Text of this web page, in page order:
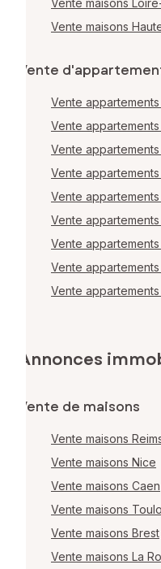
Vente maisons
Vente maisons
Vente
Vente
Vente
Vente
Vente
Vente
Vente
Vente
Vente
Vente
Annonces
Vente de maisons
Vente maisons
Vente maisons Nice
Vente maisons Caen
Vente maisons
Vente maisons Brest
Vente maisons La